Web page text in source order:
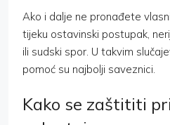
Ako i dalje ne pronađete
tijeku ostavinski postupak,
ili sudski spor. U takvim
pomoć su najbolji saveznici.
Kako se zaštititi